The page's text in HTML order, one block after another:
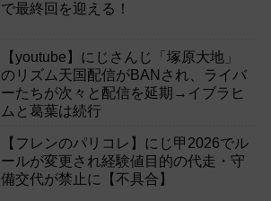
で最終回を迎える！
【youtube】にじさんじ「塚原大地」
のリズム天国配信がBANされ、ライバ
ーたちが次々と配信を延期→イブラヒ
ムと葛葉は続行
【フレンのパリコレ】にじ甲2026でル
ールが変更され経験値目的の代走・守
備交代が禁止に【不具合】